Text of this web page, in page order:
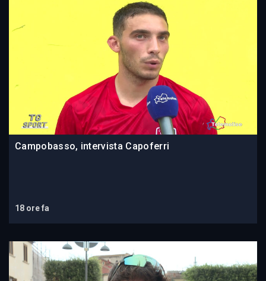
Campobasso, intervista Capoferri
18 ore fa